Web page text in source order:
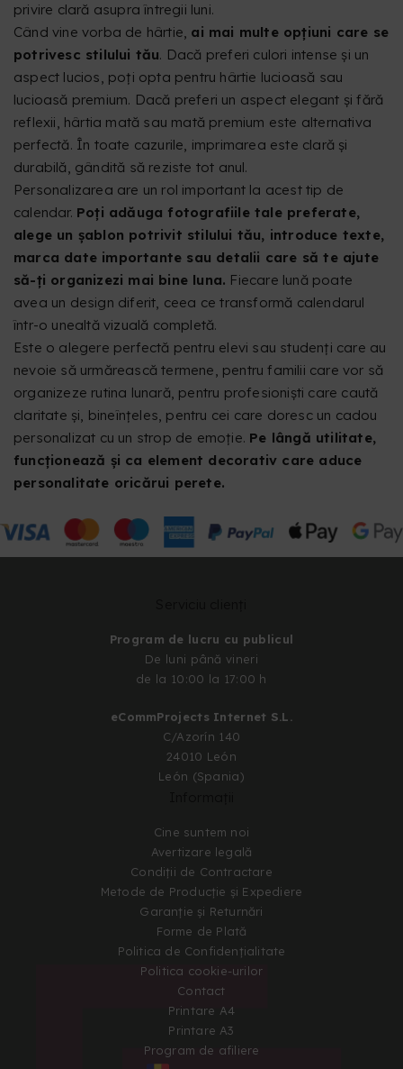
privire clară asupra întregii luni.
Când vine vorba de hârtie, ai mai multe opțiuni care se
potrivesc stilului tău. Dacă preferi culori intense și un
aspect lucios, poți opta pentru hârtie lucioasă sau
lucioasă premium. Dacă preferi un aspect elegant și fără
reflexii, hârtia mată sau mată premium este alternativa
perfectă. În toate cazurile, imprimarea este clară și
durabilă, gândită să reziste tot anul.
Personalizarea are un rol important la acest tip de
calendar. Poți adăuga fotografiile tale preferate,
alege un șablon potrivit stilului tău, introduce texte,
marca date importante sau detalii care să te ajute
să-ți organizezi mai bine luna. Fiecare lună poate
avea un design diferit, ceea ce transformă calendarul
într-o unealtă vizuală completă.
Este o alegere perfectă pentru elevi sau studenți care au
nevoie să urmărească termene, pentru familii care vor să
organizeze rutina lunară, pentru profesioniști care caută
claritate și, bineînțeles, pentru cei care doresc un cadou
personalizat cu un strop de emoție. Pe lângă utilitate,
funcționează și ca element decorativ care aduce
personalitate oricărui perete.
Program de lucru cu publicul
De luni până vineri
de la 10:00 la 17:00 h
eCommProjects Internet S.L.
C/Azorín 140
24010 León
León (Spania)
Cine suntem noi
Avertizare legală
Condiții de Contractare
Metode de Producție și Expediere
Garanție și Returnări
Forme de Plată
Politica de Confidențialitate
Politica cookie-urilor
Contact
Printare A4
Printare A3
Program de afiliere